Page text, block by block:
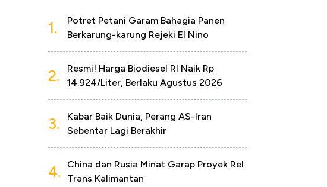
1.
Potret Petani Garam Bahagia Panen
Berkarung-karung Rejeki El Nino
2.
Resmi! Harga Biodiesel RI Naik Rp
14.924/Liter, Berlaku Agustus 2026
3.
Kabar Baik Dunia, Perang AS-Iran
Sebentar Lagi Berakhir
4.
China dan Rusia Minat Garap Proyek Rel
Trans Kalimantan